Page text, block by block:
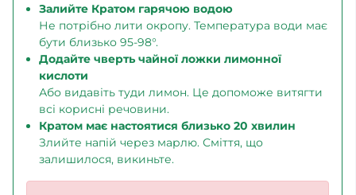
Залийте Кратом гарячою водою
Не потрібно лити окропу. Температура води має
бути близько 95-98°.
Додайте чверть чайної ложки лимонної
кислоти
Або видавіть туди лимон. Це допоможе витягти
всі корисні речовини.
Кратом має настоятися близько 20 хвилин
Злийте напій через марлю. Сміття, що
залишилося, викиньте.